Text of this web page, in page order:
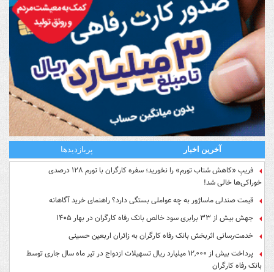
آخرین اخبار پربازدیدها
فریبِ «کاهش شتاب تورم» را نخورید؛ سفره کارگران با تورم ۱۲۸ درصدی
خوراکی‌ها خالی شد!
قیمت صندلی ماساژور به چه عواملی بستگی دارد؟ راهنمای خرید آگاهانه
جهش بیش از ۳۳ برابری سود خالص بانک رفاه کارگران در بهار ۱۴۰۵
خدمت‌رسانی اثربخش بانک رفاه کارگران به زائران اربعین حسینی
پرداخت بیش از ۱۲,۰۰۰ میلیارد ریال تسهیلات ازدواج در تیر ماه سال جاری توسط
بانک رفاه کارگران